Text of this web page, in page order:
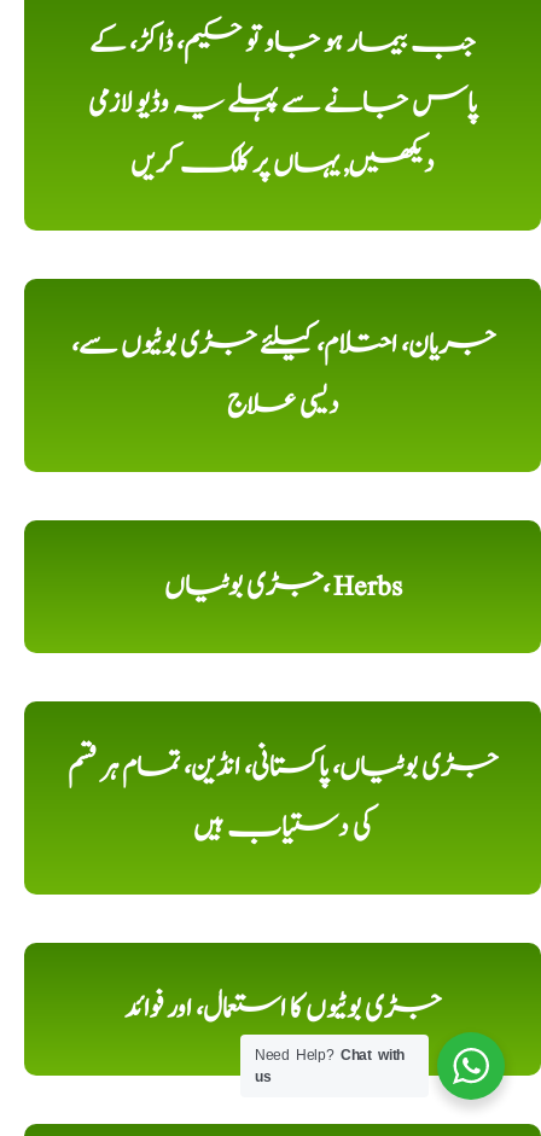
جب بیمار ہو جاو تو حکیم، ڈاکڑ، کے
پاس جانے سے پہلے یہ وڈیو لازمی
دیکھیں, یہاں پر کلک کریں
جریان، احتلام، کیلئے جڑی بوٹیوں سے،
دیسی علاج
جڑی بوٹیاں، Herbs
جڑی بوٹیاں، پاکستانی، انڈین، تمام ہر قسم
کی دستیاب ہیں
جڑی بوٹیوں کا استعمال، اور فوائد
Need Help?Chat with
us